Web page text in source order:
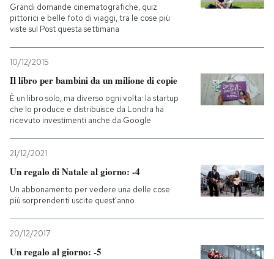
Entra
Grandi domande cinematografiche, quiz
pittorici e belle foto di viaggi, tra le cose più
viste sul Post questa settimana
10/12/2015
Il libro per bambini da un milione di copie
È un libro solo, ma diverso ogni volta: la startup
che lo produce e distribuisce da Londra ha
ricevuto investimenti anche da Google
21/12/2021
Un regalo di Natale al giorno: -4
Un abbonamento per vedere una delle cose
più sorprendenti uscite quest'anno
20/12/2017
Un regalo al giorno: -5